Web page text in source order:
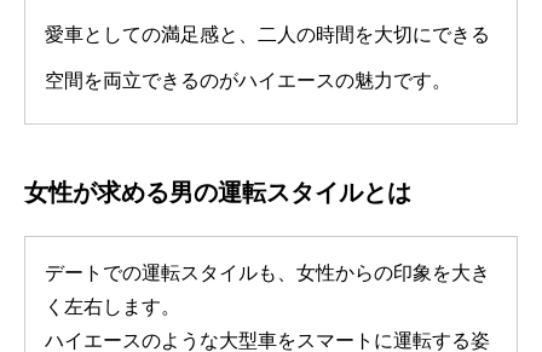
愛車としての満足感と、二人の時間を大切にできる
空間を両立できるのがハイエースの魅力です。
女性が求める男の運転スタイルとは
デートでの運転スタイルも、女性からの印象を大き
く左右します。
ハイエースのような大型車をスマートに運転する姿